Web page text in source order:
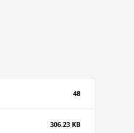
48
306.23 KB